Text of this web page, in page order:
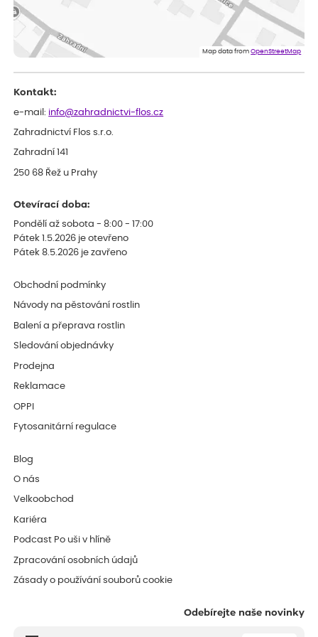
Eshop, objednání bylo v pořádku, žádný problém. Jen jsem byla
smutná z dodávky jedné kytky, která nebyla v nejlepší kondici a i
Map data fromOpenStreetMap
Kontakt:
e-mail: info@zahradnictvi-flos.cz
Zahradnictví Flos s.r.o.
Zahradní 141
250 68 Řež u Prahy
Otevírací doba:
Pondělí až sobota - 8:00 - 17:00
Pátek 1.5.2026 je otevřeno
Pátek 8.5.2026 je zavřeno
Obchodní podmínky
Návody na pěstování rostlin
Balení a přeprava rostlin
Sledování objednávky
Prodejna
Reklamace
OPPI
Fytosanitární regulace
Blog
O nás
Velkoobchod
Kariéra
Podcast Po uši v hlíně
Zpracování osobních údajů
Zásady o používání souborů cookie
Odebírejte naše novinky